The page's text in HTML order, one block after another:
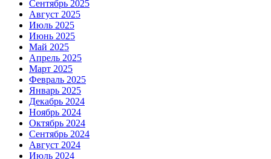
Сентябрь 2025
Август 2025
Июль 2025
Июнь 2025
Май 2025
Апрель 2025
Март 2025
Февраль 2025
Январь 2025
Декабрь 2024
Ноябрь 2024
Октябрь 2024
Сентябрь 2024
Август 2024
Июль 2024